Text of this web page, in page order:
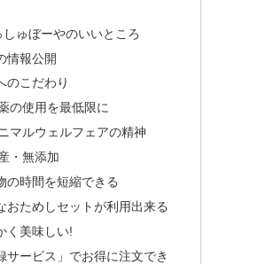
しゅぼーやのいいところ
情報公開
のこだわり
の使用を最低限に
マルウェルフェアの精神
・無添加
の時間を短縮できる
おためしセットが利用出来る
く美味しい!
サービス」でお得に注文でき